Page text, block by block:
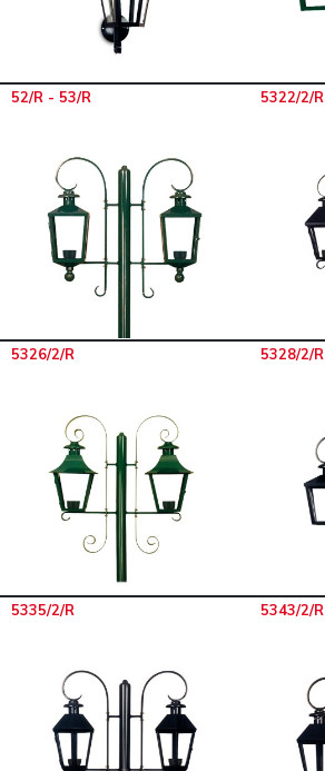
52/R - 53/R 5322/2/R
5326/2/R 5328/2/R
5335/2/R 5343/2/R